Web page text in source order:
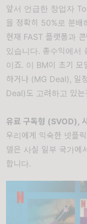
앞서 언급한 창업자
을 정확히 50%로 분배
현재 FAST 플랫폼과
있습니다. 총수익에서
이죠. 이 BM이 초기 모
하거나 (MG Deal), 일
Deal)도 고려하고 있는
유료 구독형 (SVOD),
우리에게 익숙한 넷플
델은 사실 일부 국가에
합니다.